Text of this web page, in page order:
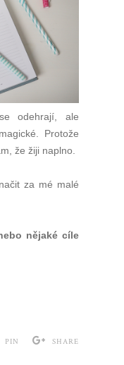
odehrají, ale
Protože
že žiji naplno.
za mé malé
nějaké cíle
PIN SHARE